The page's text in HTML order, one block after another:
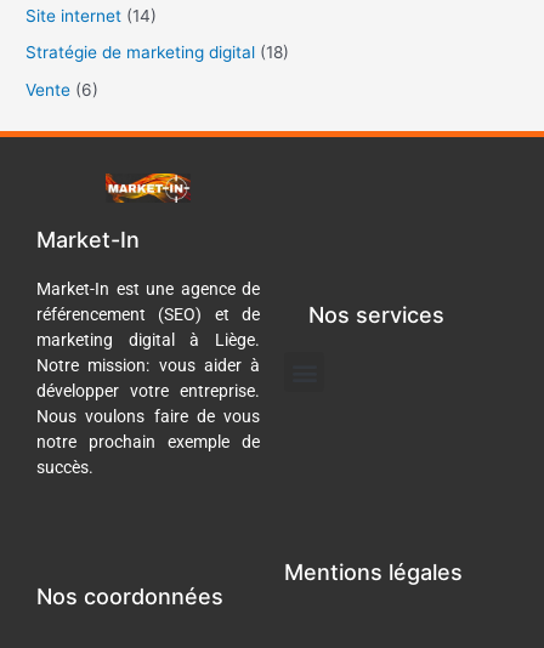
Site internet (14)
Stratégie de marketing digital (18)
Vente (6)
Market-In
Market-In est une agence de
référencement (SEO) et de
marketing digital à Liège.
Notre mission: vous aider à
développer votre entreprise.
Nous voulons faire de vous
notre prochain exemple de
succès.
Nos services
Nos coordonnées
Mentions légales